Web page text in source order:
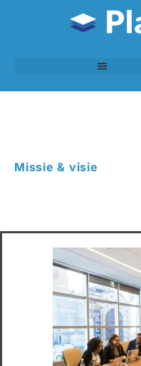
Missie & visie